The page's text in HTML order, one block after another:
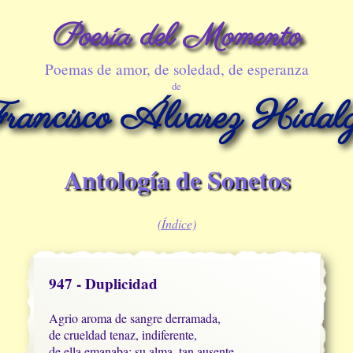
Poesía del Momento
Poemas de amor, de soledad, de esperanza
de
Álvarez
Antología de Sonetos
(Índice)
947 - Duplicidad
Agrio aroma de sangre derramada,
de crueldad tenaz, indiferente,